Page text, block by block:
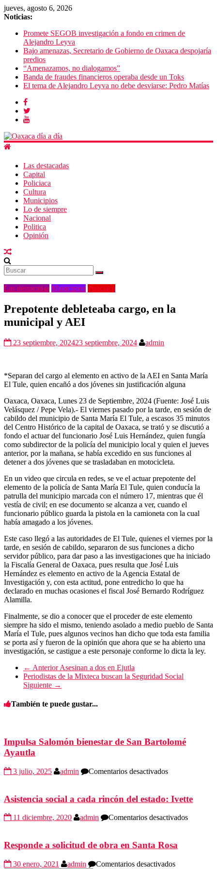
jueves, agosto 6, 2026
Noticias:
Promete SEGOB investigación a fondo en crimen de
Alejandro Leyva
Bajo amenazas, Secretario de Gobierno de Oaxaca despojaría
predios
“Amenazamos, no dialogamos”
Banda de fraudes financieros operaba desde un Toks
El tema de Alejandro Leyva no debe desviarse: Pedro Matías
Las destacadas
Capital
Policiaca
Cultura
Municipios
Lo de siempre
Nacional
Politica
Opinión
Las destacadas Municipios Policiaca
Prepotente debleteaba cargo, en la
municipal y AEI
23 septiembre, 202423 septiembre, 2024 admin
*Separan del cargo al elemento en activo de la AEI en Santa María
El Tule, quien encañó a dos jóvenes sin justificación alguna
Oaxaca, Oaxaca, Lunes 23 de Septiembre, 2024 (Fuente: José Luis
Velásquez / Pepe Vela).- El viernes pasado por la tarde, en sesión de
cabildo del municipio de Santa María El Tule, a escasos 35 minutos
del Centro Histórico de la capital de Oaxaca, se trató y se discutió a
fondo el actuar del funcionario José Luis Hernández, quien fungía
como subdirector de la policía del municipio local y quien el jueves
anterior, por la mañana, se había excedido en sus funciones al
detener a dos jóvenes que se trasladaban en motocicleta.
En un video que circula en redes, se ve el actuar prepotente del
elemento de la policía de Santa María El Tule, quien conducía la
patrulla del municipio marcada con el número 17, mientras que él
vestía de civil; en ese documento se alcanza a ver, cuando el
funcionario público guarda la pistola en la camioneta con la cual
había amagado a los jóvenes.
Este caso llegó a las autoridades de El Tule, quienes el viernes por la
tarde, en sesión de cabildo, separaron de sus funciones a dicho
servidor público, para dar paso a las investigaciones que ha iniciado
la Fiscalía General de Oaxaca, pues resulta que José Luis
Hernández es elemento en activo de la Agencia Estatal de
Investigación y, con esta actitud, pone entredicho lo que ha
declarado en muchas ocasiones el fiscal José Bernardo Rodríguez
Alamilla.
Finalmente, se dio a conocer que el proceder de este elemento
siempre ha sido el mismo, teniendo asolado a medio pueblo de Santa
María el Tule, pues algunos vecinos han dicho que toda esta familia
se porta así y fueron de la opinión que ahora que se ha abierto una
investigación, se castigue a este personaje conforme lo dicta la ley.
← AnteriorAsesinan a dos en Ejutla
Periodistas de la Mixteca buscan la Seguridad Social
Siguiente →
También te puede gustar...
Impulsa Salomón bienestar de San Bartolomé
Ayautla
3 julio, 2025 admin Comentarios desactivadosen
bienestar
de
San
Asistencia social a cada rincón del estado: Ivette
11 diciembre, 2020 admin Comentarios desactivadosen
Responde a solicitud de obra en Santa Rosa
30 enero, 2021 admin Comentarios desactivadosen